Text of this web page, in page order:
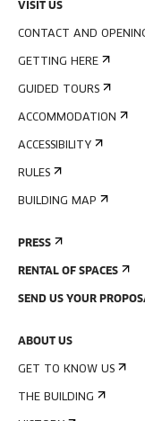
VISIT US
CONTACT AND
GETTING HERE
GUIDED TOURS
ACCOMMODATION
ACCESSIBILITY
RULES
BUILDING MAP
PRESS
RENTAL OF SPACES
SEND US YOUR
ABOUT US
GET TO KNOW US
THE BUILDING